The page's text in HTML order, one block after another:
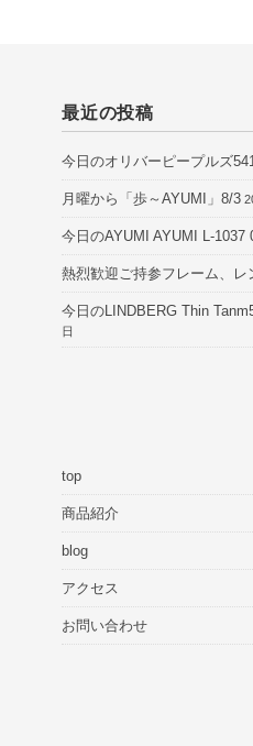
最近の投稿
今日のオリバーピープルズ
月曜から「歩～AYUMI」8/3
今日のAYUMI AYUMI L-1037
熱烈歓迎ご持参フレーム、レ
今日のLINDBERG Thin
日
top
商品紹介
blog
アクセス
お問い合わせ